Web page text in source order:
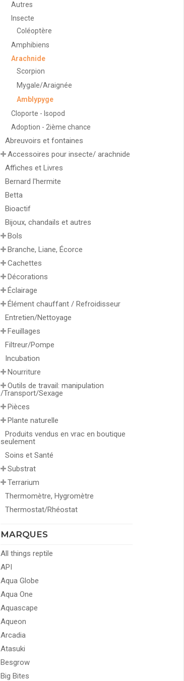
Autres
Insecte
Coléoptère
Amphibiens
Arachnide
Scorpion
Mygale/Araignée
Amblypyge
Cloporte - Isopod
Adoption - 2ième chance
Abreuvoirs et fontaines
Accessoires pour insecte/ arachnide
Affiches et Livres
Bernard l'hermite
Betta
Bioactif
Bijoux, chandails et autres
Bols
Branche, Liane, Écorce
Cachettes
Décorations
Éclairage
Élément chauffant / Refroidisseur
Entretien/Nettoyage
Feuillages
Filtreur/Pompe
Incubation
Nourriture
Outils de travail: manipulation
/Transport/Sexage
Pièces
Plante naturelle
Produits vendus en vrac en boutique
seulement
Soins et Santé
Substrat
Terrarium
Thermomètre, Hygromètre
Thermostat/Rhéostat
MARQUES
All things reptile
API
Aqua Globe
Aqua One
Aquascape
Aqueon
Arcadia
Atasuki
Besgrow
Big Bites